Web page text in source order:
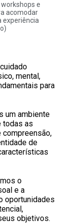
e
acomodar
experiência
mental,
para
um ambiente
todas as
de
o
e a
oportunidades
objetivos.